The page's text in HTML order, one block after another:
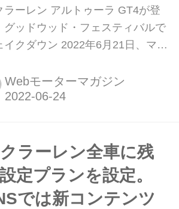
ラーレン アルトゥーラ GT4が登
グッドウッド・フェスティバルで
イクダウン 2022年6月21日、マク
レーシング向けの競技用車両「ア
ゥーラ GT4」を発表した。6月
)で一般公開され、その中で行われ
イムド・シュートアウト・ファイ
...
Webモーターマガジン
ラーレン全車に残
定プランを設定。
では新コンテンツ